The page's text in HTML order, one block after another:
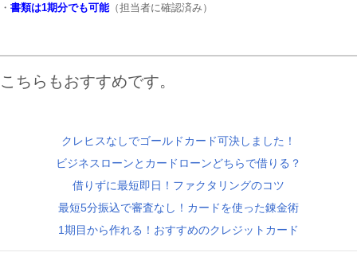
・ 書類は1期分でも可能 （担当者に確認済み）
こちらもおすすめです。
クレヒスなしでゴールドカード可決しました！
ビジネスローンとカードローンどちらで借りる？
借りずに最短即日！ファクタリングのコツ
最短5分振込で審査なし！カードを使った錬金術
1期目から作れる！おすすめのクレジットカード